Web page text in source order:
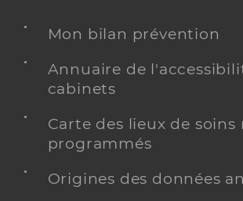
Mon bilan prévention
Annuaire de
cabinets
Carte des lieux de soins
programmés
Origines des données